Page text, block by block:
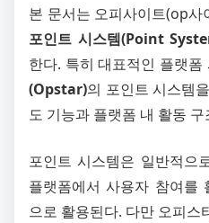
본 문서는 오피사이트(op
포인트 시스템(Point
한다. 특히 대표적인 플랫폼
(Opstar)의 포인트 시스템
도 기능과 플랫폼 내 활동
포인트 시스템은 일반적으
플랫폼에서 사용자 참여를
으로 활용된다. 다만 오피스